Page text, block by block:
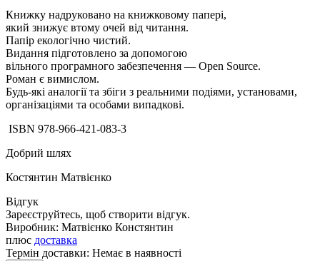
Книжку надруковано на книжковому папері,
який знижує втому очей від читання.
Папір екологічно чистий.
Видання підготовлено за допомогою
вільного програмного забезпечення — Open Source.
Роман є вимислом.
Будь-які аналогії та збіги з реальними подіями, установами,
організаціями та особами випадкові.
ІSВN 978-966-421-083-3
Добрий шлях
Костянтин Матвієнко
Відгук
Зареєструйтесь, щоб створити відгук.
Виробник: Матвієнко Констянтин
плюс доставка
Термін доставки: Немає в наявності